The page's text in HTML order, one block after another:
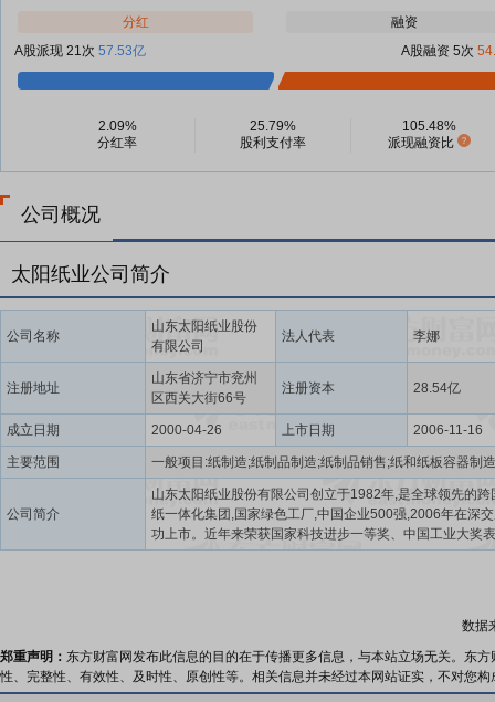
分红
融资
A股派现 21次 57.53亿 A股融资 5次
2.09%
分红率
25.79%
股利支付率
105.48%
派现融资比
公司概况
太阳纸业公司简介
公司名称
山东太阳纸业股份
有限公司
法人代表 李娜
注册地址
山东省济宁市兖州
区西关大街66号
注册资本 28.54亿
成立日期 2000-04-26 上市日期 2006-11-16
主要范围
公司简介
山东太阳纸业股份有限公司创立于1982年,是全球领先的跨
纸一体化集团,国家绿色工厂,中国企业500强,2006年在深
功上市。近年来荣获国家科技进步一等奖、中国工业大奖
奖、国家科技进步二等奖等荣誉。公司现拥有全球领先的
阳、天阳、威尔、幸福阳光等主要品牌,“金太阳”为中国驰
标。“华夏太阳”品牌轻型纸,成功被选定为中共十九大会议
专用纸;幸福阳光生活用纸,被“复兴号”高铁和山东航空确定
纸巾;“金太阳”品牌绿色环保美术纯质纸,被《习近平谈治国
数据
郑重声明： 东方财富网发布此信息的目的在于传播更多信息，与本站立场无关。东
性、完整性、有效性、及时性、原创性等。相关信息并未经过本网站证实，不对您